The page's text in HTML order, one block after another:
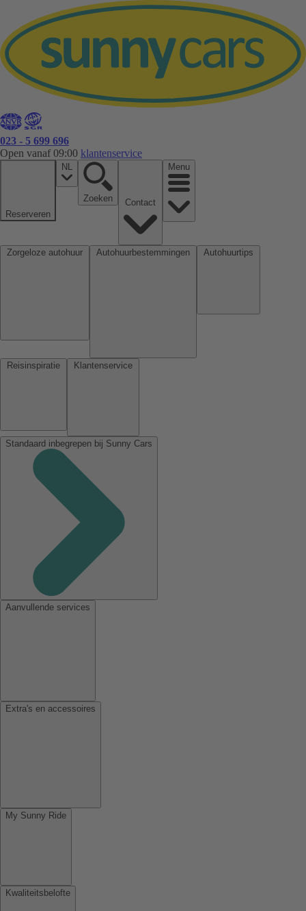
023 - 5 699 696
Open vanaf 09:00 klantenservice
Reserveren
NL
Zoeken
Menu
Standaard inbegrepen bij Sunny Cars
Aanvullende services
Extra's en accessoires
My Sunny Ride
Kwaliteitsbelofte